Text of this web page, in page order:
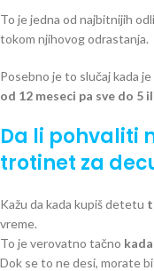
To je jedna od najbitnijih
tokom njihovog odrastanja.
Posebno je to slučaj kada
od 12 meseci pa sve do 5
Da li pohvaliti
trotinet za
Kažu da kada kupiš detetu
vreme.
To je verovatno tačno
Dok se to ne desi, morate